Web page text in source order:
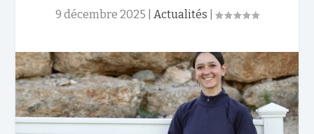
9 décembre 2025 Actualités